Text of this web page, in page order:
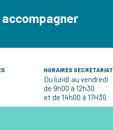
HORAIRES SECRÉTARIAT
Du lundi au vendredi
de 9h00 à 12h30
et de 14h00 à 17H30